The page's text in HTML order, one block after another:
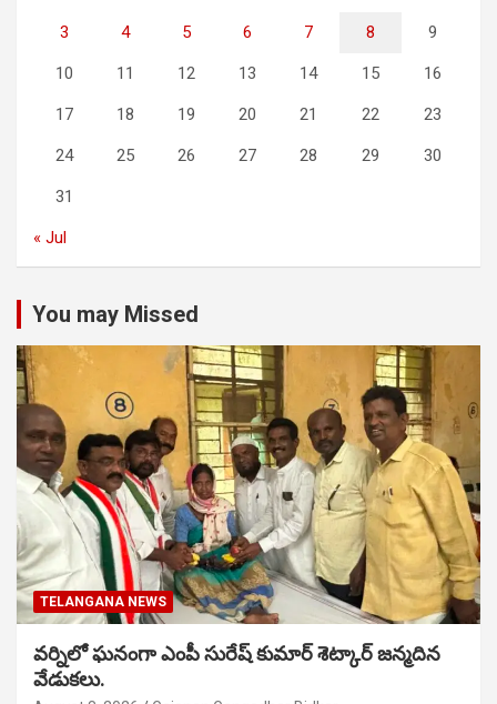
3 4 5 6 7 8 9
10 11 12 13 14 15 16
17 18 19 20 21 22 23
24 25 26 27 28 29 30
31
« Jul
You may Missed
TELANGANA NEWS
వర్నిలో ఘనంగా ఎంపీ సురేష్ కుమార్ శెట్కార్ జన్మదిన
వేడుకలు.